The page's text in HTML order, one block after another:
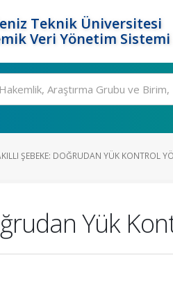
Teknik Üniversitesi
Veri Yönetim Sistemi
ŞEBEKE: DOĞRUDAN YÜK KONTROL
Yük